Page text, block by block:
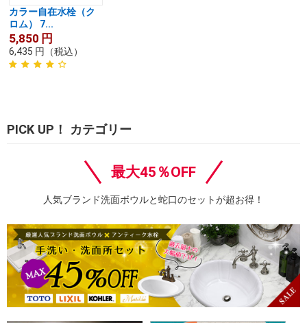
カラー自在水栓（ク
ロム） 7...
5,850 円
6,435 円 （税込）
PICK UP！ カテゴリー
最大45％OFF
人気ブランド洗面ボウルと蛇口のセットが超お得！